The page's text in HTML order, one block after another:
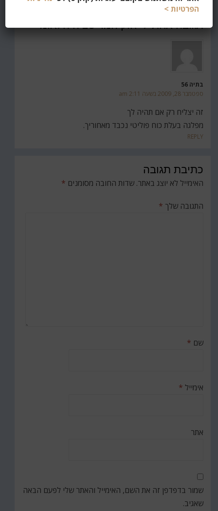
תגובה אחת ל “חוק המדיטציה הלאומי”
בתיה 56
ספטמבר 28, 2009 בשעה 2:11 am
זה יצליח רק אם תהיה לך
מפלגה בעלת כוח פוליטי נכבד מאחוריך.
REPLY
כתיבת תגובה
האימייל לא יוצג באתר. שדות החובה מסומנים *
התגובה שלך *
שם *
אימייל *
אתר
שמור בדפדפן זה את השם, האימייל והאתר שלי לפעם הבאה
שאגיב.
הפרטיות >